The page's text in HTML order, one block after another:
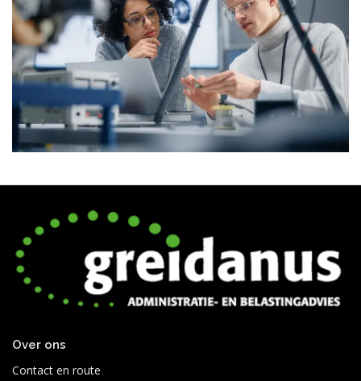
Over ons
Contact en route